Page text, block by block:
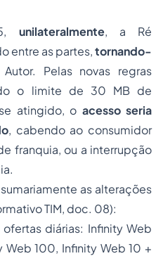
unilateralmente, a Ré
entre as partes,tornando-
Pelas novas regras
o limite de 30 MB de
atingido, o acesso seria
, cabendo ao consumidor
franquia, ou a interrupção
as alterações
TIM, doc. 08):
diárias: Infinity Web
Web 100, Infinity Web 10 +